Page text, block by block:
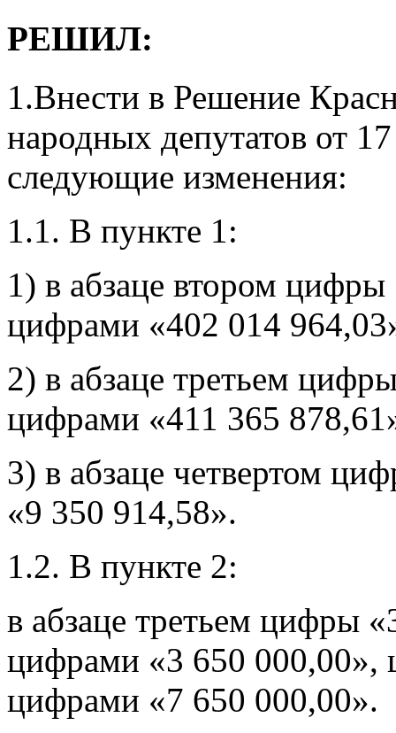
РЕШИЛ:
1.Внести в Решение
народных депутатов от
следующие изменения:
1.1. В пункте 1:
1) в абзаце втором
цифрами «402 014
2) в абзаце третьем
цифрами «411 365
3) в абзаце четвертом
«9 350 914,58».
1.2. В пункте 2:
в абзаце третьем цифры
цифрами «3 650 000,00»,
цифрами «7 650 000,00».